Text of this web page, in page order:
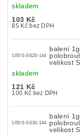
skladem
103 Kč
85 Kč bez DPH
105/S-SS20-144
balení
velikost
skladem
121 Kč
100 Kč bez DPH
105/S-SS30-144
balení
velikost